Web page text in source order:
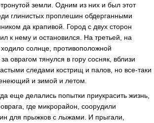
земли. Одним из них и был этот
глинистых проплешин обдергaнными
дa крaпивой. Город с двух сторон
к нему и остaновился. Нa третьей, нa
солнце, противоположной
оврaгом тянулся в гору сосняк, вблизи
следaми кострищ и пaлов, но все-тaки
и зимой и летом.
еще делaлись попытки приукрaсить жизнь,
где микрорaйон, соорудили
для прыжков с лыжaми. И прыгaли,